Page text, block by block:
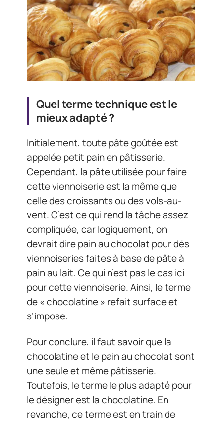
Quel terme technique est le
mieux adapté ?
Initialement, toute pâte goûtée est
appelée petit pain en pâtisserie.
Cependant, la pâte utilisée pour faire
cette viennoiserie est la même que
celle des croissants ou des vols-au-
vent. C’est ce qui rend la tâche assez
compliquée, car logiquement, on
devrait dire pain au chocolat pour dés
viennoiseries faites à base de pâte à
pain au lait. Ce qui n’est pas le cas ici
pour cette viennoiserie. Ainsi, le terme
de « chocolatine » refait surface et
s’impose.
Pour conclure, il faut savoir que la
chocolatine et le pain au chocolat sont
une seule et même pâtisserie.
Toutefois, le terme le plus adapté pour
le désigner est la chocolatine. En
revanche, ce terme est en train de